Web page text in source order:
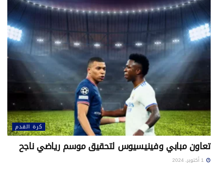
كرة القدم
تعاون مبابي وفينيسيوس لتحقيق موسم رياضي ناجح